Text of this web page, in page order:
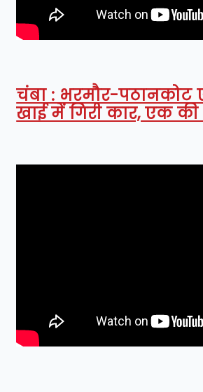
चंबा : भरमौर-पठानकोट
खाई में गिरी कार, एक